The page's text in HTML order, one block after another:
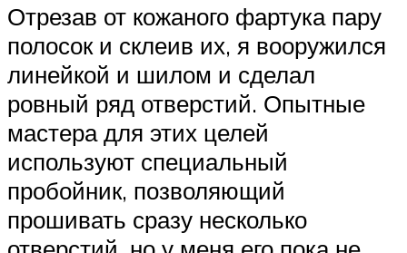
Отрезав от кожаного фартука пару
полосок и склеив их, я вооружился
линейкой и шилом и сделал
ровный ряд отверстий. Опытные
мастера для этих целей
используют специальный
пробойник, позволяющий
прошивать сразу несколько